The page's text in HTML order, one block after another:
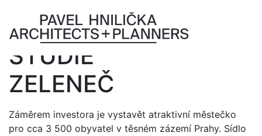
ÚZEMNÍ
STUDIE
ZELENEČ
Záměrem investora je vystavět atraktivní městečko
pro cca 3 500 obyvatel v těsném zázemí Prahy. Sídlo